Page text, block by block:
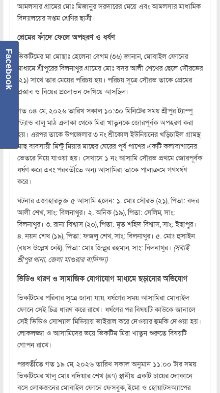
আমলসার গ্রামের মোঃ মিজানুর সরদারের মেয়ে এবং আমলসার মাধ্যমিক
বিদ্যালয়ের সপ্তম শ্রেণির ছাত্রী।
প্রেমের ফাঁদে ফেলে অপহরণ ও ধর্ষণ
ভিকটিমের মা মোছাঃ হেলেনা বেগম (৩৬) জানান, মোবাইল ফোনের
মাধ্যমে শ্রীপুরের বিলনাথুর গ্রামের মোঃ বদর আলী শেখের ছেলে সৌরভের
(২১) সাথে তার মেয়ের পরিচয় হয়। পরিচয় সূত্রে সৌরভ তাকে প্রেমের
প্রস্তাব ও বিয়ের প্রলোভন দেখিয়ে আসছিল।
গত ০৪ মে, ২০২৬ তারিখ সকাল ১০:৩০ মিনিটের সময় শ্রীপুর ট্যাম্পু
স্ট্যান্ড বালু মাঠ এলাকা থেকে মিরা খাতুনকে জোরপূর্বক অপহরণ করা
হয়। এরপর তাকে উপজেলার ৩ নং শ্রীকোল ইউনিয়নের খড়িচাইল গ্রামস্থ
মাছ ব্যবসায়ী মিন্টু মিয়ার মাছের ঘেরের পূর্ব পাশের একটি কলাবাগানের
ভেতরে নিয়ে যাওয়া হয়। সেখানে ১ নং আসামি সৌরভ প্রথমে জোরপূর্বক
ধর্ষণ করে এবং পরবর্তীতে অন্য আসামিরা তাকে পালাক্রমে গণধর্ষণ
করে।
ঘটনার এজাহারভুক্ত ৫ আসামি হলেন: ১. মোঃ সৌরভ (২১), পিতা: বদর
আলী শেখ, সাং: বিলনাথুর। ২. অনিক (১৯), পিতা: সেলিম, সাং:
বিলনাথুর। ৩. রানা বিশ্বাস (২০), পিতা: মৃত শহিদ বিশ্বাস, সাং: ইছাপুর।
৪. নয়ন শেখ (১৯), পিতা: ফজলু শেখ, সাং: বিলনাথুর। ৫. মোঃ হুসাইন
(বয়স উল্লেখ নেই), পিতা: মোঃ জিল্লুর রহমান, সাং: বিলনাথুর। (সবাই
শ্রীপুর থানা, জেলা মাগুরার বাসিন্দা)
ভিডিও ধারণ ও সামাজিক যোগাযোগ মাধ্যমে ছড়ানোর অভিযোগ
ভিকটিমের পরিবার সূত্রে জানা যায়, ধর্ষণের সময় আসামিরা মোবাইল
ফোনে সেই চিত্র ধারণ করে রাখে। ধর্ষণের পর বিষয়টি কাউকে জানালে
সেই ভিডিও সোশ্যাল মিডিয়ায় ভাইরাল করে দেওয়ার হুমকি দেওয়া হয়।
লোকলজ্জা ও আসামিদের ভয়ে ভিকটিম মিরা খাতুন শুরুতে বিষয়টি
গোপন রাখে।
পরবর্তীতে গত ১৯ মে, ২০২৬ তারিখ সকাল অনুমান ১১:০০ টার সময়
ভিকটিমের খালু মোঃ বদিয়ার শেখ (৪৭) স্থানীয় একটি চায়ের দোকানে
বসে লোকজনের মোবাইল ফোনে ফেসবুক, ইমো ও হোয়াটসঅ্যাপের
Facebook